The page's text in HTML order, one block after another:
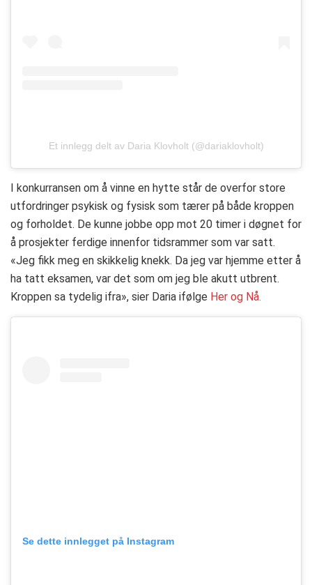
Et innlegg delt av Daria Klovholt (@dariaklovholt)
I konkurransen om å vinne en hytte står de overfor store
utfordringer psykisk og fysisk som tærer på både kroppen
og forholdet. De kunne jobbe opp mot 20 timer i døgnet for
å prosjekter ferdige innenfor tidsrammer som var satt.
«Jeg fikk meg en skikkelig knekk. Da jeg var hjemme etter å
ha tatt eksamen, var det som om jeg ble akutt utbrent.
Kroppen sa tydelig ifra», sier Daria ifølge Her og Nå.
Se dette innlegget på Instagram